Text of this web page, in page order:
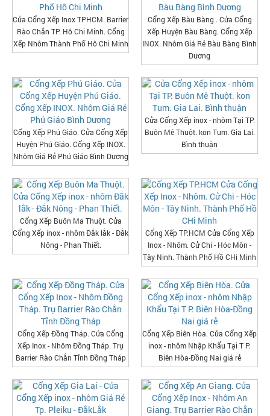
Cửa Cổng Xếp Inox TPHCM. Barrier
Rào Chắn TP. Hô Chi Minh. Cổng
Xếp Nhôm Thành Phố Hô Chi Minh
Cổng Xếp Bàu Bàng . Cửa Cổng
Xếp Huyện Bàu Bàng. Cổng Xếp
INOX. Nhôm Giá Rẻ Bàu Bàng Bình
Dương
Cổng Xếp Phú Giáo. Cửa Cổng Xếp
Huyện Phú Giáo. Cổng Xếp INOX.
Nhôm Giá Rẻ Phú Giáo Bình Dương
Cửa Cổng Xếp inox - nhôm Tại TP.
Buôn Mê Thuột. kon Tum. Gia Lai.
Bình thuận
Cổng Xếp Buôn Ma Thuột. Cửa
Cổng Xếp inox - nhôm Đắk lắk - Đắk
Nông - Phan Thiết.
Cổng Xếp TP.HCM Cửa Cổng Xếp
Inox - Nhôm. Cử Chi - Hóc Môn -
Tây Ninh. Thành Phố Hồ CHi Minh
Cổng Xếp Đồng Tháp. Cửa Cổng
Xếp Inox - Nhôm Đồng Tháp. Trụ
Barrier Rào Chắn Tỉnh Đồng Tháp
Cổng Xếp Biên Hòa. Cửa Cổng Xếp
inox - nhôm Nhập Khẩu Tại T P.
Biên Hòa-Đồng Nai giá rẻ